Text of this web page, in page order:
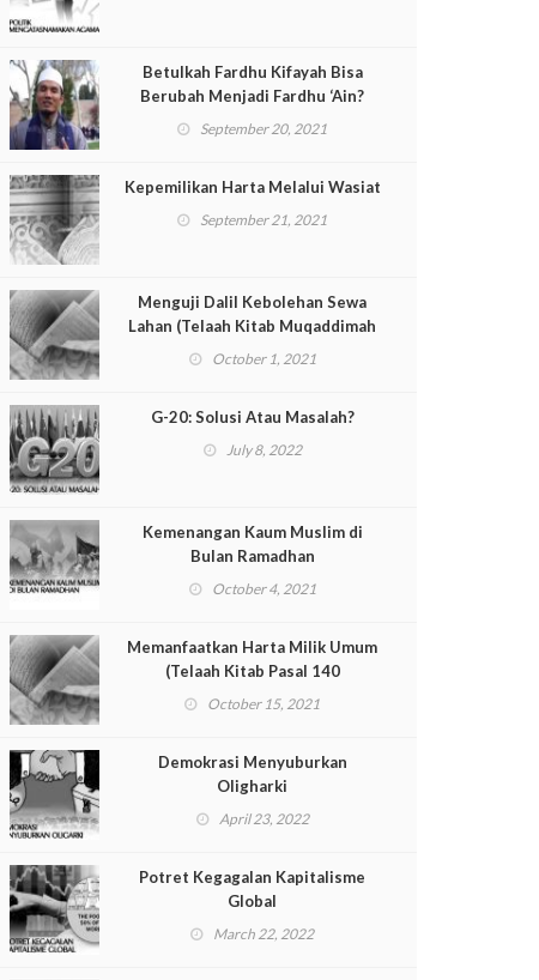
Betulkah Fardhu Kifayah Bisa
Berubah Menjadi Fardhu ‘Ain?
September 20, 2021
Kepemilikan Harta Melalui Wasiat
September 21, 2021
Menguji Dalil Kebolehan Sewa
Lahan (Telaah Kitab Muqaddimah
ad-Dustur Pasal 135-Lanjutan)
October 1, 2021
G-20: Solusi Atau Masalah?
July 8, 2022
Kemenangan Kaum Muslim di
Bulan Ramadhan
October 4, 2021
Memanfaatkan Harta Milik Umum
(Telaah Kitab Pasal 140
Muqaddimah al-Dustur)
October 15, 2021
Demokrasi Menyuburkan
Oligharki
April 23, 2022
Potret Kegagalan Kapitalisme
Global
March 22, 2022